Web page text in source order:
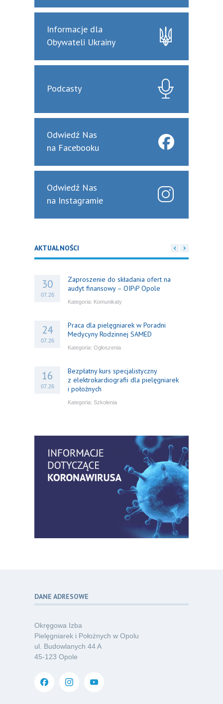
Informacje dla
Obywateli Ukrainy
Podcasty
Odwiedź Nas
na Facebooku
Odwiedź Nas
na Instagramie
AKTUALNOŚCI
30
07.26
Zaproszenie do składania ofert na
audyt finansowy – OIPiP Opole
Kategoria: Komunikaty
24
07.26
Praca dla pielęgniarek w Poradni
Medycyny Rodzinnej SAMED
Kategoria: Ogłoszenia
16
07.26
Bezpłatny kurs specjalistyczny
z elektrokardiografii dla pielęgniarek
i położnych
Kategoria: Szkolenia
praktyki – aktualny konsensus ekspertów
w dostępie naczyniowym
Kategoria:Szkolenia
06
Zaproszenie na Ogólnopolską
Konferencję Naukową „Terminologia
w pielęgniarstwie – komunikacja,
standaryzacja, praktyka”
06
Poza sezonem, poza schematem –
o nowym spojrzeniu na profilaktykę
03
Oferta pracy – pielęgniarka/pielęgniarz
DANE ADRESOWE
Okręgowa Izba
Pielęgniarek i Położnych w Opolu
ul. Budowlanych 44 A
45-123 Opole